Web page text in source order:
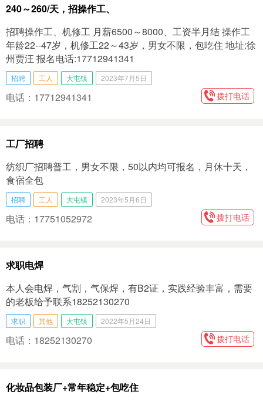
240～260/天，招操作工、
招聘操作工、机修工 月薪6500～8000、工资半月结 操作工
年龄22--47岁，机修工22～43岁，男女不限，包吃住 地址:徐
州贾汪 报名电话:17712941341
招聘 工人 大屯镇 2023年7月5日
电话：17712941341 拨打电话
工厂招聘
纺织厂招聘普工，男女不限，50以内均可报名，月休十天，
食宿全包
招聘 工人 大屯镇 2023年5月6日
电话：17751052972 拨打电话
求职电焊
本人会电焊，气割，气保焊，有B2证，实践经验丰富，需要
的老板给予联系18252130270
求职 其他 大屯镇 2022年5月24日
电话：18252130270 拨打电话
化妆品包装厂+常年稳定+包吃住